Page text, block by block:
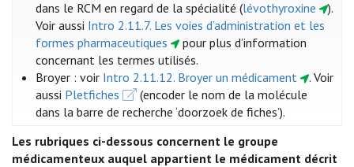
dans le RCM en regard de la spécialité (lévothyroxine ).
Voir aussi Intro 2.11.7. Les voies d’administration et les
formes pharmaceutiques
pour plus d’information
concernant les termes utilisés.
Broyer : voir Intro 2.11.12. Broyer un médicament
. Voir
aussi Pletfiches
(encoder le nom de la molécule
dans la barre de recherche ‘doorzoek de fiches’).
Les rubriques ci-dessous concernent le groupe
médicamenteux auquel appartient le médicament décrit